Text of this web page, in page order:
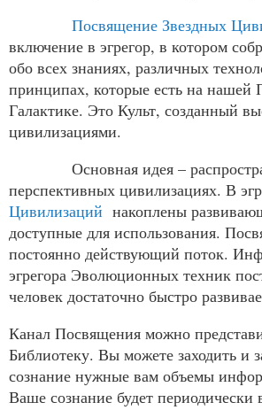
Посвящение Звездных
включение в эгрегор, в котором
обо всех знаниях, различных
принципах, которые есть на нашей
Галактике. Это Культ, созданный
цивилизациями.
Основная идея –
перспективных цивилизациях. В
Цивилизаций накоплены
доступные для использования.
постоянно действующий поток.
эгрегора Эволюционных техник
человек достаточно быстро
Канал Посвящения можно
Библиотеку. Вы можете заходить и
сознание нужные вам объемы
Ваше сознание будет периодически